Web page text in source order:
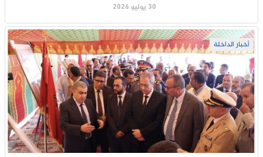
30 يوليو 2026
أخبار الداخلة